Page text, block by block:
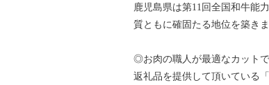
鹿児島県は第11回全国和牛能
質ともに確固たる地位を築きま
◎お肉の職人が最適なカット
返礼品を提供して頂いている